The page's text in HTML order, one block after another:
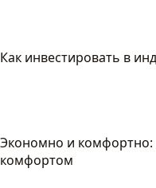
Как инвестировать в
Экономно и комфортно:
комфортом